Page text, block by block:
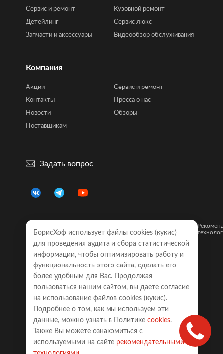
Сервис и ремонт
Кузовной ремонт
Детейлинг
Сервис люкс
Запчасти и аксессуары
Видеообзор обслуживания
Компания
Акции
Сервис и ремонт
Контакты
Пресса о нас
Новости
Обзоры
Поставщикам
Задать вопрос
Правовая
информация
конфиденциальности
сайта
Обращаем Ваше внимание на то, что все объявления о
моделях автомобилей, размещенные на настоящем
интернет-сайте, носят исключительно информационный
характер и ни при каких условиях не являются публичной
офертой, определяемой положениями Статьи 437
Гражданского кодекса Российской Федерации. Для
получения точной информации о наличии моделей с
требуемой комплектацией, техническими характеристиками
и цветовыми сочетаниями, а также точной стоимости
автомобилей, пожалуйста, обращайтесь к менеджерам
соответствующего автосалона.
Права на сайт принадлежат ООО «БОРИСХОФ ХОЛДИНГ»
(ИНН 7714700709, ОГРН 5077746977930)
БорисХоф использует файлы cookies (кукиc)
для проведения аудита и сбора статистической
информации, чтобы оптимизировать работу и
функциональность этого сайта, сделать его
более удобным для Вас. Продолжая
пользоваться нашим сайтом, вы даете согласие
на использование файлов cookies (кукиc).
Подробнее о том, как мы используем эти
данные, можно узнать в Политике cookies.
Также Вы можете ознакомиться с
используемыми на сайте рекомендательными